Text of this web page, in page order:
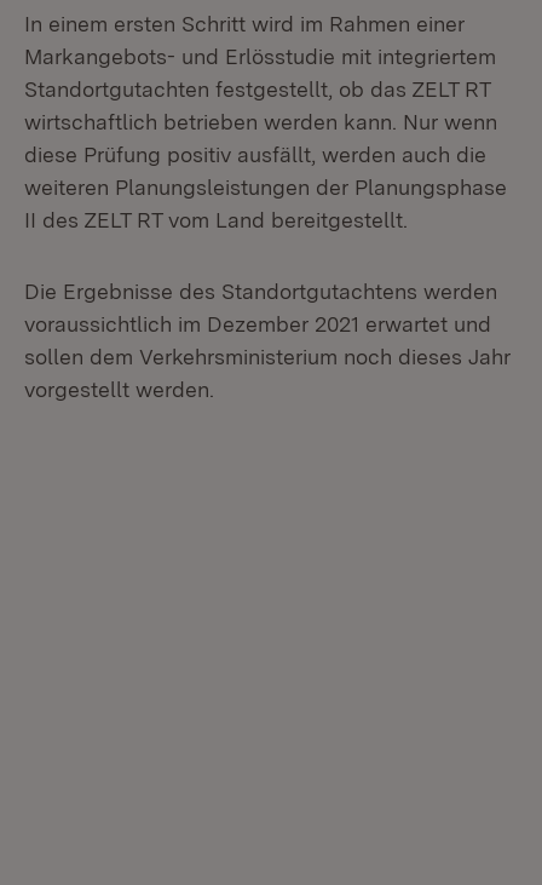
In einem ersten Schritt wird im Rahmen einer
Markangebots- und Erlösstudie mit integriertem
Standortgutachten festgestellt, ob das ZELT RT
wirtschaftlich betrieben werden kann. Nur wenn
diese Prüfung positiv ausfällt, werden auch die
weiteren Planungsleistungen der Planungsphase
II des ZELT RT vom Land bereitgestellt.
Die Ergebnisse des Standortgutachtens werden
voraussichtlich im Dezember 2021 erwartet und
sollen dem Verkehrsministerium noch dieses Jahr
vorgestellt werden.